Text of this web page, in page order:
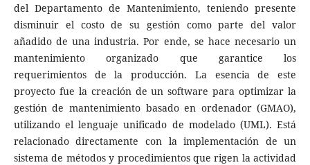
del Departamento de Mantenimiento, teniendo presente
disminuir el costo de su gestión como parte del valor
añadido de una industria. Por ende, se hace necesario un
mantenimiento organizado que garantice los
requerimientos de la producción. La esencia de este
proyecto fue la creación de un software para optimizar la
gestión de mantenimiento basado en ordenador (GMAO),
utilizando el lenguaje unificado de modelado (UML). Está
relacionado directamente con la implementación de un
sistema de métodos y procedimientos que rigen la actividad